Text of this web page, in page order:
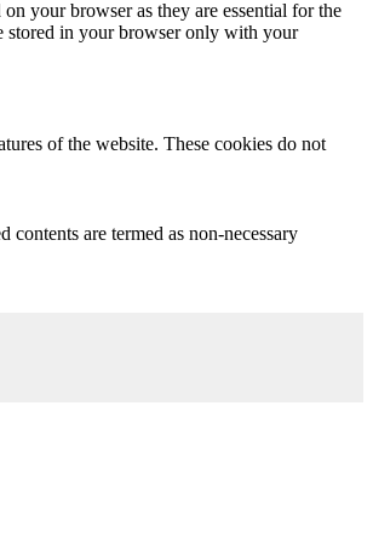
your browser as they are essential for the
stored in your browser only with your
of the website. These cookies do not
are termed as non-necessary